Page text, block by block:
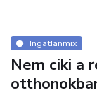
Ingatlanmix
Nem ciki a